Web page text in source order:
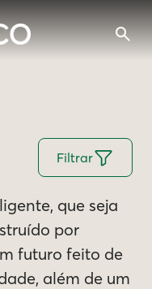
Filtrar
que seja
por
futuro feito de
além de um